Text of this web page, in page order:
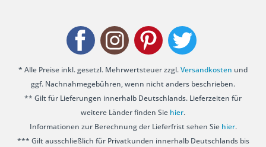
* Alle Preise inkl. gesetzl. Mehrwertsteuer zzgl.Versandkosten und
ggf. Nachnahmegebühren, wenn nicht anders beschrieben.
** Gilt für Lieferungen innerhalb Deutschlands. Lieferzeiten für
weitere Länder finden Sie hier.
Informationen zur Berechnung der Lieferfrist sehen Sie hier.
*** Gilt ausschließlich für Privatkunden innerhalb Deutschlands bis